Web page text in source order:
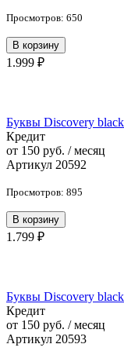
Просмотров: 650
В корзину
1.999 ₽
Буквы Discovery
Кредит
от 150 руб. / месяц
Артикул 20592
Просмотров: 895
В корзину
1.799 ₽
Буквы Discovery
Кредит
от 150 руб. / месяц
Артикул 20593